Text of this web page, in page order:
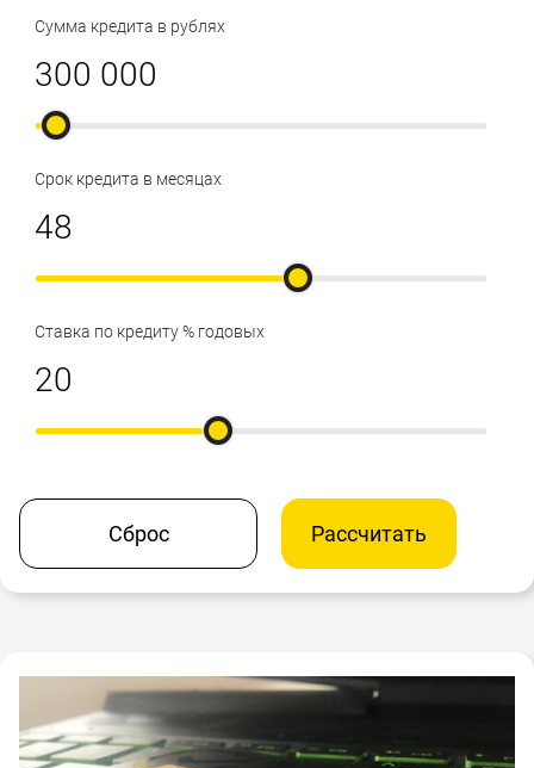
Сумма кредита в рублях
Срок кредита в месяцах
Ставка по кредиту % годовых
Сброс Рассчитать